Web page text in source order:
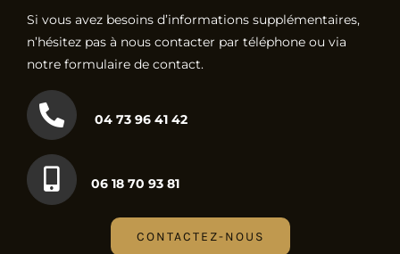
Si vous avez besoins d’informations supplémentaires,
n’hésitez pas à nous contacter par téléphone ou via
notre formulaire de contact.
04 73 96 41 42
06 18 70 93 81
CONTACTEZ-NOUS